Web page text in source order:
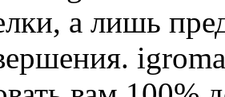
а лишь